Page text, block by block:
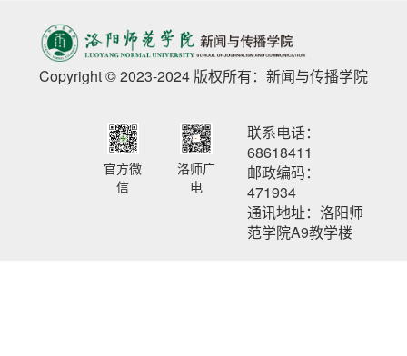
Copyright © 2023-2024 版权所有：新闻与传播学院
官方微
信
洛师广
电
联系电话：
68618411
邮政编码：
471934
通讯地址：洛阳师
范学院A9教学楼